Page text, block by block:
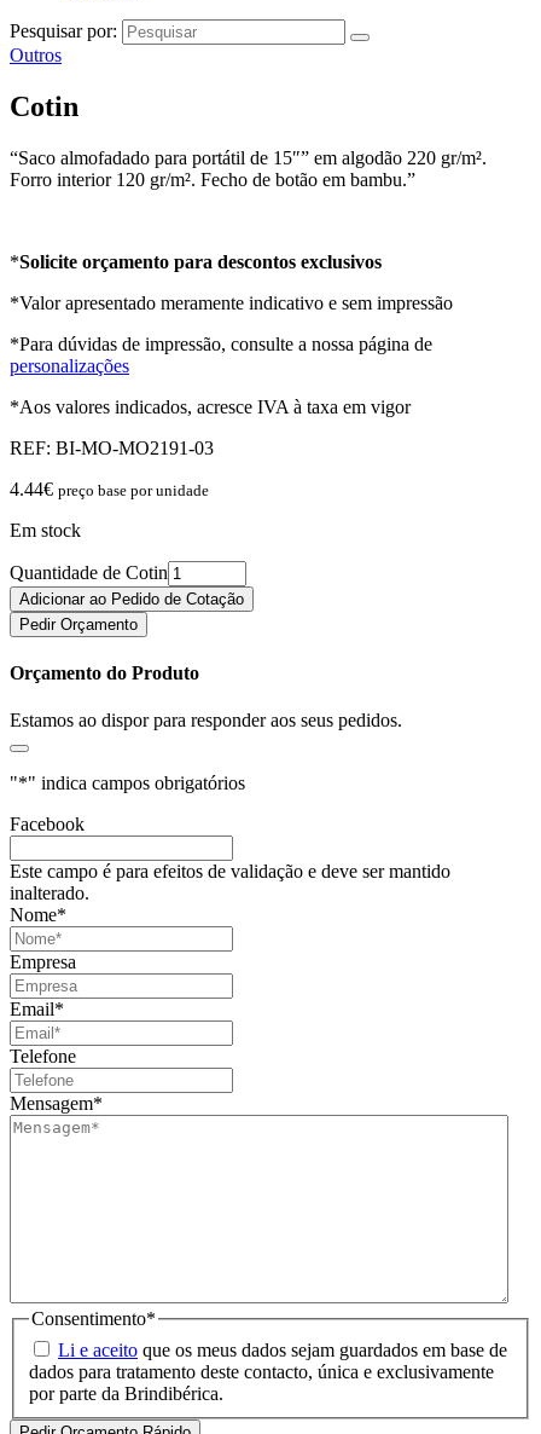
Pesquisar por:
Outros
Cotin
“Saco almofadado para portátil de 15″” em algodão 220 gr/m².
Forro interior 120 gr/m². Fecho de botão em bambu.”
*Solicite orçamento para descontos exclusivos
*Valor apresentado meramente indicativo e sem impressão
*Para dúvidas de impressão, consulte a nossa página de
personalizações
*Aos valores indicados, acresce IVA à taxa em vigor
REF: BI-MO-MO2191-03
4.44€ preço base por unidade
Em stock
Quantidade de Cotin
Adicionar ao Pedido de Cotação
Pedir Orçamento
Orçamento do Produto
Estamos ao dispor para responder aos seus pedidos.
"*" indica campos obrigatórios
Facebook
Este campo é para efeitos de validação e deve ser mantido
inalterado.
Nome*
Empresa
Email*
Telefone
Mensagem*
Consentimento*
Li e aceito que os meus dados sejam guardados em base de
dados para tratamento deste contacto, única e exclusivamente
por parte da Brindibérica.